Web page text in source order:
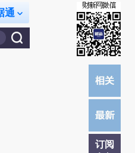
通
订阅